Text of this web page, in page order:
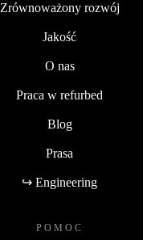
Zrównoważony rozwój
Jakość
O nas
Praca w refurbed
Blog
Prasa
↪ Engineering
POMOC